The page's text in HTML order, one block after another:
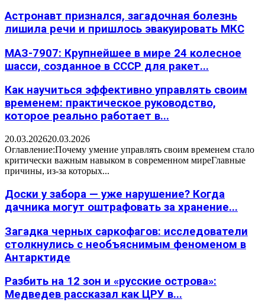
Астронавт признался, загадочная болезнь
лишила речи и пришлось эвакуировать МКС
МАЗ-7907: Крупнейшее в мире 24 колесное
шасси, созданное в СССР для ракет...
Как научиться эффективно управлять своим
временем: практическое руководство,
которое реально работает в...
20.03.202620.03.2026
Оглавление:Почему умение управлять своим временем стало
критически важным навыком в современном миреГлавные
причины, из-за которых...
Доски у забора — уже нарушение? Когда
дачника могут оштрафовать за хранение...
Загадка черных саркофагов: исследователи
столкнулись с необъяснимым феноменом в
Антарктиде
Разбить на 12 зон и «русские острова»:
Медведев рассказал как ЦРУ в...